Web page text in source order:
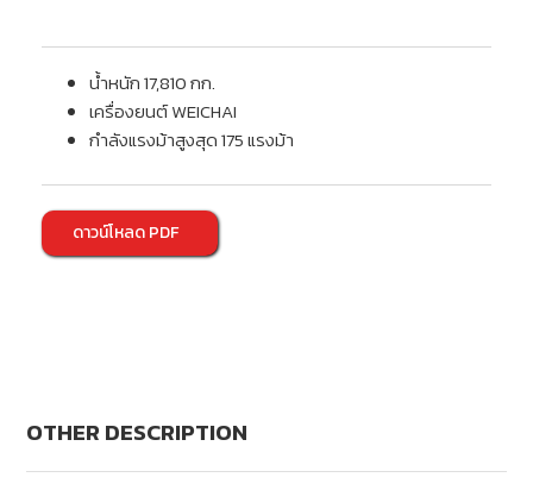
น้ำหนัก 17,810 กก.
เครื่องยนต์ WEICHAI
กำลังแรงม้าสูงสุด 175 แรงม้า
ดาวน์โหลด PDF
OTHER DESCRIPTION